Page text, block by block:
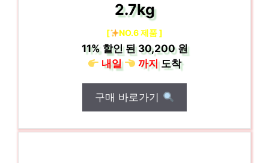
2.7kg
[ NO.6 제품 ]
11%할인 된30,200 원
내일
까지도착
구매 바로가기